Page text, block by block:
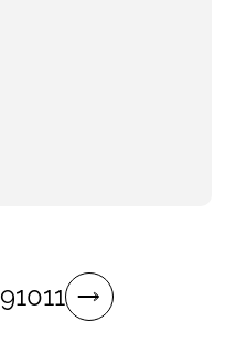
91011